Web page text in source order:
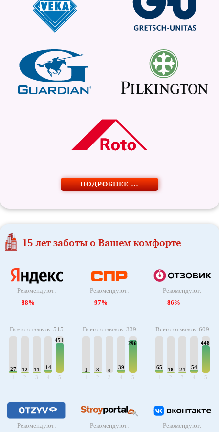
ПОДРОБНЕЕ …
15 лет заботы о Вашем комфорте
Рекомендуют:
88%
Всего отзывов: 515
27
1
12
2
11
3
14
4
451
5
Рекомендуют:
Рекомендуют:
97%
Всего отзывов: 339
1
1
3
2
0
3
39
4
296
5
Рекомендуют:
Рекомендуют:
86%
Всего отзывов: 609
65
1
18
2
24
3
54
4
448
5
Рекомендуют: